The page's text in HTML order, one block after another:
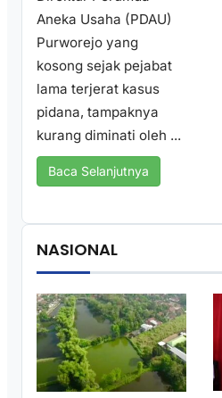
Aneka Usaha (PDAU)
Purworejo yang
kosong sejak pejabat
lama terjerat kasus
pidana, tampaknya
kurang diminati oleh ...
Baca Selanjutnya
NASIONAL